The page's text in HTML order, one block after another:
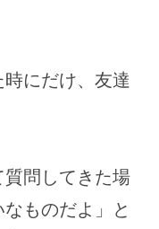
にだけ、友達
質問してきた場
ものだよ」と